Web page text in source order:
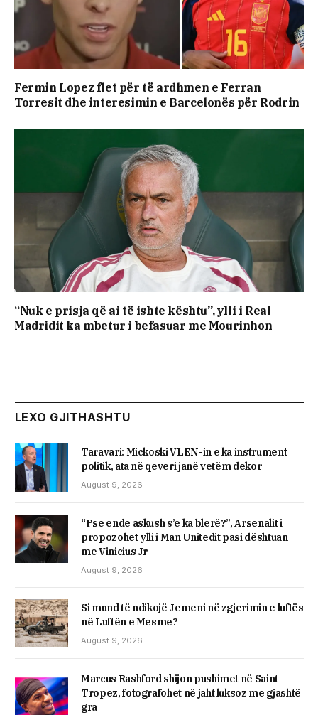
Fermin Lopez flet për të ardhmen e Ferran
Torresit dhe interesimin e Barcelonës për Rodrin
“Nuk e prisja që ai të ishte kështu”, ylli i Real
Madridit ka mbetur i befasuar me Mourinhon
LEXO GJITHASHTU
Taravari: Mickoski VLEN-in e ka instrument
politik, ata në qeveri janë vetëm dekor
August 9, 2026
“Pse ende askush s’e ka blerë?”, Arsenalit i
propozohet ylli i Man Unitedit pasi dështuan
me Vinicius Jr
August 9, 2026
Si mund të ndikojë Jemeni në zgjerimin e luftës
në Luftën e Mesme?
August 9, 2026
Marcus Rashford shijon pushimet në Saint-
Tropez, fotografohet në jaht luksoz me gjashtë
gra